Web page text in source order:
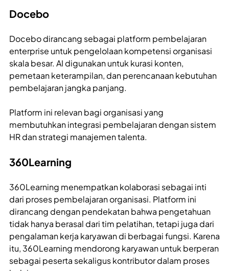
Docebo
Docebo dirancang sebagai platform pembelajaran
enterprise untuk pengelolaan kompetensi organisasi
skala besar. AI digunakan untuk kurasi konten,
pemetaan keterampilan, dan perencanaan kebutuhan
pembelajaran jangka panjang.
Platform ini relevan bagi organisasi yang
membutuhkan integrasi pembelajaran dengan sistem
HR dan strategi manajemen talenta.
360Learning
360Learning menempatkan kolaborasi sebagai inti
dari proses pembelajaran organisasi. Platform ini
dirancang dengan pendekatan bahwa pengetahuan
tidak hanya berasal dari tim pelatihan, tetapi juga dari
pengalaman kerja karyawan di berbagai fungsi. Karena
itu, 360Learning mendorong karyawan untuk berperan
sebagai peserta sekaligus kontributor dalam proses